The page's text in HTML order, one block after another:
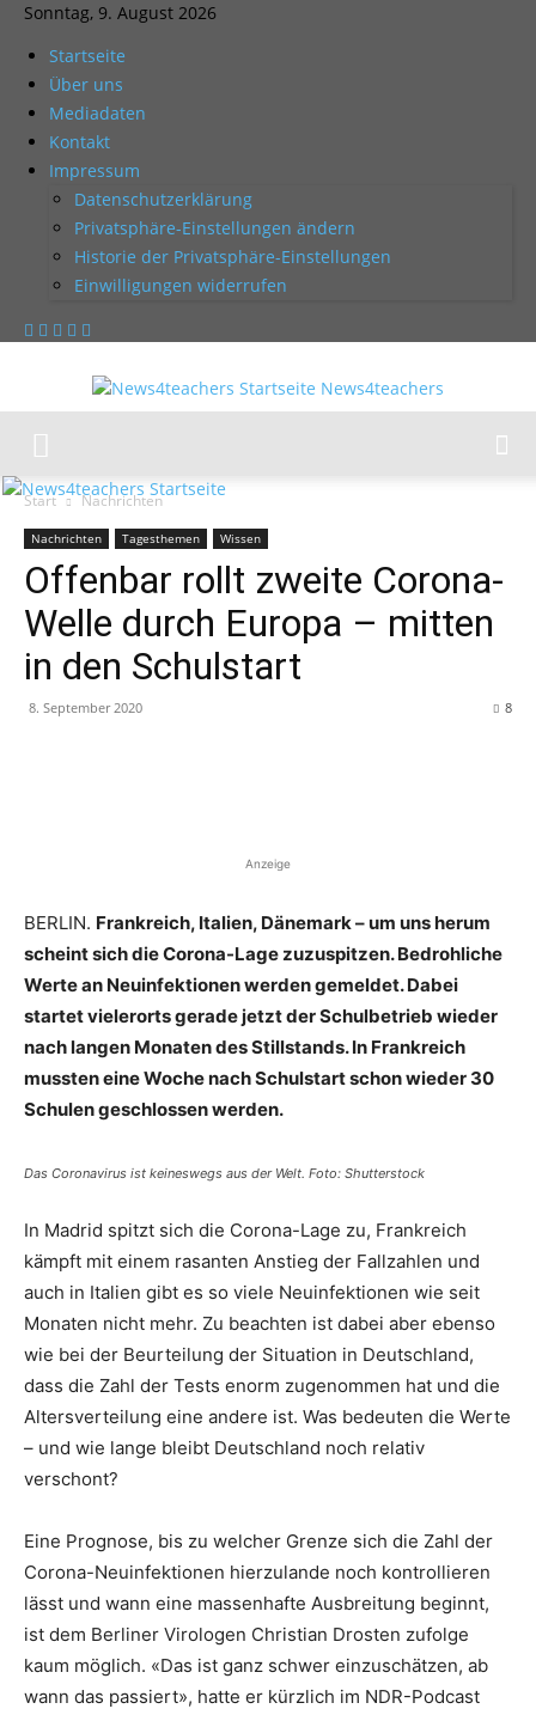
Sonntag, 9. August 2026
Startseite
Über uns
Mediadaten
Kontakt
Impressum
Datenschutzerklärung
Privatsphäre-Einstellungen ändern
Historie der Privatsphäre-Einstellungen
Einwilligungen widerrufen
News4teachers
Start Nachrichten
Nachrichten Tagesthemen Wissen
Offenbar rollt zweite Corona-
Welle durch Europa – mitten
in den Schulstart
8. September 2020 8
Anzeige
BERLIN. Frankreich, Italien, Dänemark – um uns herum
scheint sich die Corona-Lage zuzuspitzen. Bedrohliche
Werte an Neuinfektionen werden gemeldet. Dabei
startet vielerorts gerade jetzt der Schulbetrieb wieder
nach langen Monaten des Stillstands. In Frankreich
mussten eine Woche nach Schulstart schon wieder 30
Schulen geschlossen werden.
Das Coronavirus ist keineswegs aus der Welt. Foto: Shutterstock
In Madrid spitzt sich die Corona-Lage zu, Frankreich
kämpft mit einem rasanten Anstieg der Fallzahlen und
auch in Italien gibt es so viele Neuinfektionen wie seit
Monaten nicht mehr. Zu beachten ist dabei aber ebenso
wie bei der Beurteilung der Situation in Deutschland,
dass die Zahl der Tests enorm zugenommen hat und die
Altersverteilung eine andere ist. Was bedeuten die Werte
– und wie lange bleibt Deutschland noch relativ
verschont?
Eine Prognose, bis zu welcher Grenze sich die Zahl der
Corona-Neuinfektionen hierzulande noch kontrollieren
lässt und wann eine massenhafte Ausbreitung beginnt,
ist dem Berliner Virologen Christian Drosten zufolge
kaum möglich. «Das ist ganz schwer einzuschätzen, ab
wann das passiert», hatte er kürzlich im NDR-Podcast